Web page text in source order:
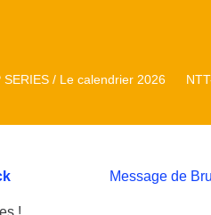
SERIES / Le calendrier 2026
Message de
!